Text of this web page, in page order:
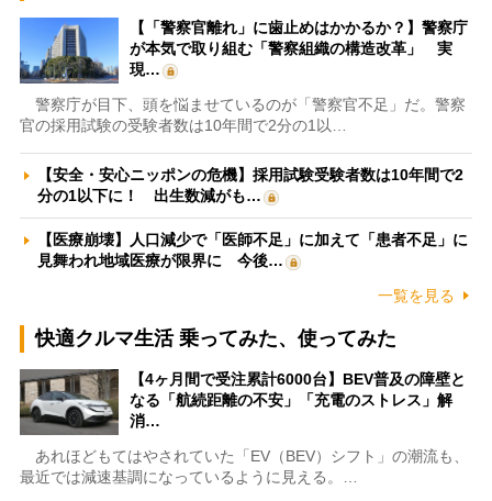
【「警察官離れ」に歯止めはかかるか？】警察庁
が本気で取り組む「警察組織の構造改革」 実
現…
警察庁が目下、頭を悩ませているのが「警察官不足」だ。警察
官の採用試験の受験者数は10年間で2分の1以…
【安全・安心ニッポンの危機】採用試験受験者数は10年間で2
分の1以下に！ 出生数減がも…
【医療崩壊】人口減少で「医師不足」に加えて「患者不足」に
見舞われ地域医療が限界に 今後…
一覧を見る
快適クルマ生活 乗ってみた、使ってみた
【4ヶ月間で受注累計6000台】BEV普及の障壁と
なる「航続距離の不安」「充電のストレス」解
消…
あれほどもてはやされていた「EV（BEV）シフト」の潮流も、
最近では減速基調になっているように見える。…